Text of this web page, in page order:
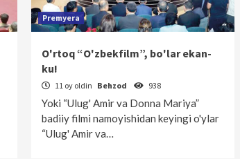
Premyera
O'rtoq “O'zbekfilm”, bo'lar ekan-
ku!
11 oy oldin Behzod 938
Yoki “Ulug' Amir va Donna Mariya”
badiiy filmi namoyishidan keyingi o'ylar
“Ulug' Amir va…